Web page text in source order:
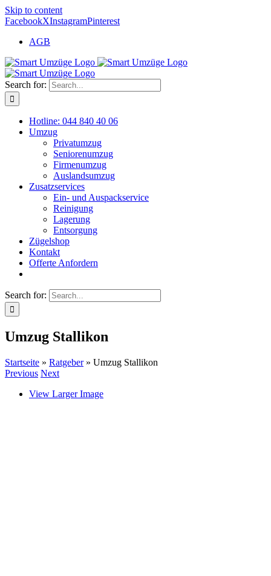
Skip to content
FacebookXInstagramPinterest
AGB
Search for:
Hotline: 044 840 40 06
Umzug
Privatumzug
Seniorenumzug
Firmenumzug
Auslandsumzug
Zusatzservices
Ein- und Auspackservice
Reinigung
Lagerung
Entsorgung
Zügelshop
Kontakt
Offerte Anfordern
Search for:
Umzug Stallikon
Startseite » Ratgeber» Umzug Stallikon
Previous Next
View Larger Image